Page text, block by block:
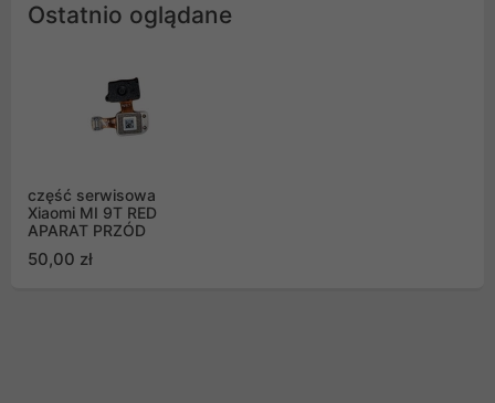
Ostatnio oglądane
część serwisowa
Xiaomi MI 9T RED
APARAT PRZÓD
50,00 zł